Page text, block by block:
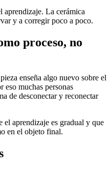
aprendizaje. La cerámica
y a corregir poco a poco.
proceso, no
enseña algo nuevo sobre el
eso muchas personas
de desconectar y reconectar
el aprendizaje es gradual y que
en el objeto final.